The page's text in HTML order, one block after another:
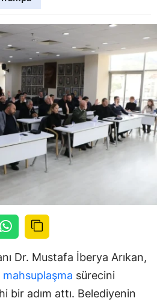
Dr. Mustafa İberya Arıkan,
mahsuplaşma sürecini
bir adım attı. Belediyenin